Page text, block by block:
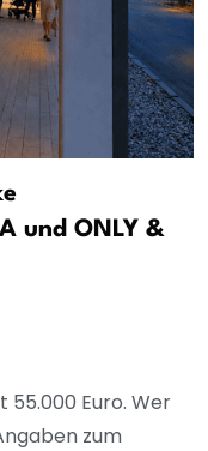
und ONLY &
Euro. Wer
zum